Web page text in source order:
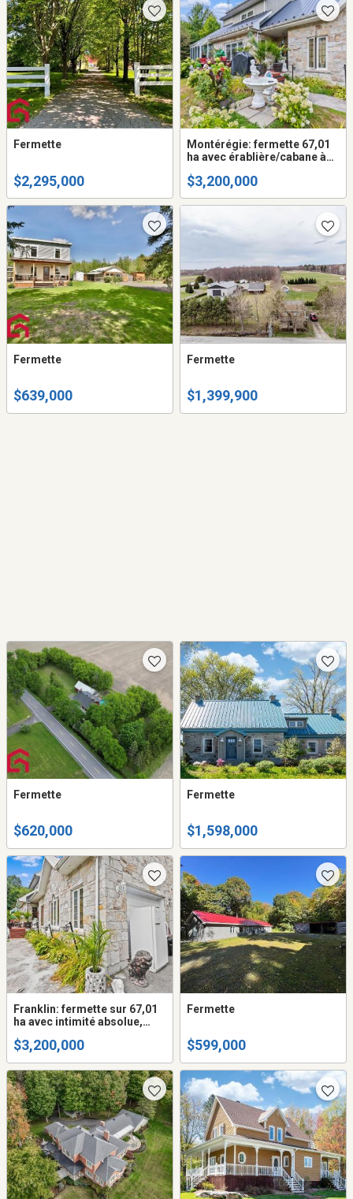
Fermette
$2,295,000
Montérégie: fermette 67,01
ha avec érablière/cabane à
absolue, résidence de
qualité, piscine creusée,
remise, hangar et+
$3,200,000
Fermette
$639,000
Fermette
$1,399,900
Fermette
$620,000
Fermette
$1,598,000
Franklin: fermette sur 67,01
ha avec intimité absolue,
potentiel agricole
érablière, bleuets et +++
$3,200,000
Fermette
$599,000